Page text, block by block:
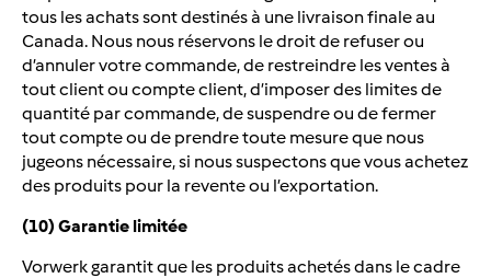
tous les achats sont destinés à une livraison finale au
Canada. Nous nous réservons le droit de refuser ou
d’annuler votre commande, de restreindre les ventes à
tout client ou compte client, d’imposer des limites de
quantité par commande, de suspendre ou de fermer
tout compte ou de prendre toute mesure que nous
jugeons nécessaire, si nous suspectons que vous achetez
des produits pour la revente ou l’exportation.
(10) Garantie limitée
Vorwerk garantit que les produits achetés dans le cadre